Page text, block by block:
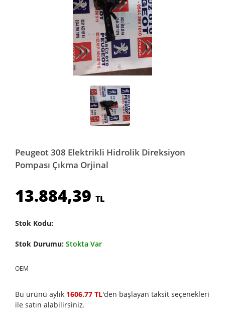
Peugeot 308 Elektrikli Hidrolik Direksiyon
Pompası Çıkma Orjinal
13.884,39 TL
Stok Kodu:
Stok Durumu: Stokta Var
OEM
Bu ürünü aylık 1606.77 TL'den başlayan taksit seçenekleri
ile satın alabilirsiniz.